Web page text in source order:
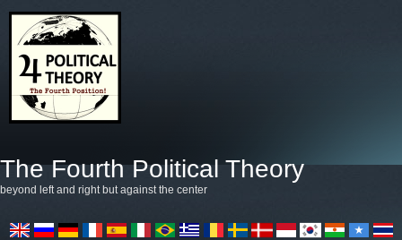
The Fourth Political Theory
beyond left and right but against the center